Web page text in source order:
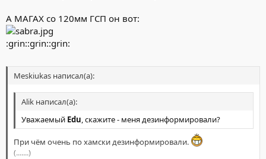
А МАГАХ со 120мм ГСП он вот:
:grin::grin::grin:
Meskiukas написал(а):
Alik написал(а):
Уважаемый Edu , скажите - меня дезинформировали?
При чём очень по хамски дезинформировали.
(.......)